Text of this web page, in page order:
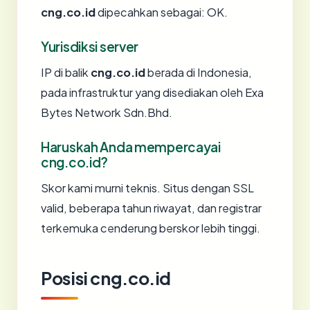
cng.co.iddipecahkan sebagai: OK.
Yurisdiksi server
IP di balik cng.co.idberada di Indonesia,
pada infrastruktur yang disediakan oleh Exa
Bytes Network Sdn.Bhd.
Haruskah Anda mempercayai
cng.co.id?
Skor kami murni teknis. Situs dengan SSL
valid, beberapa tahun riwayat, dan registrar
terkemuka cenderung berskor lebih tinggi.
Posisi cng.co.id